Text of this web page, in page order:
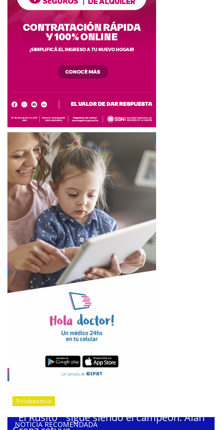
NOTICIA RECOMENDADA
Polideportivo
¨El Rusito¨ sigue siendo el campeón: Alan